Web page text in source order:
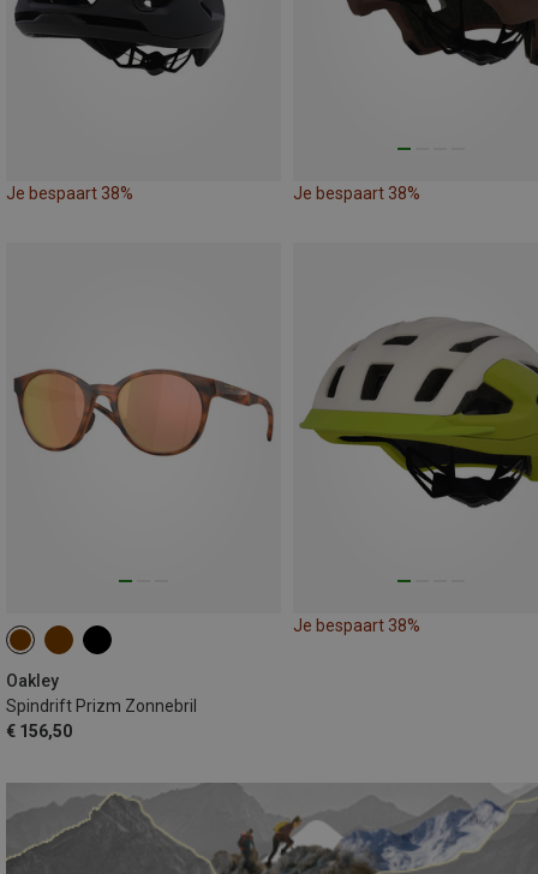
Je bespaart 38% Je bespaart 38%
Oakley
Spindrift Prizm Zonnebril
€ 156,50
Je bespaart 38%